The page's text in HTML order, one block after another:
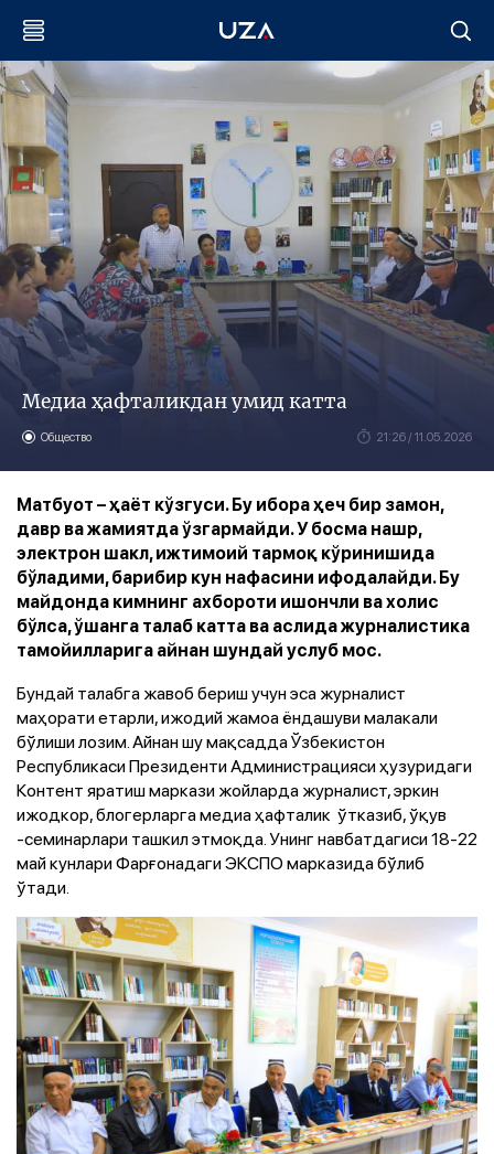
Медиа ҳафталикдан умид катта
Общество 21:26 / 11.05.2026
Матбуот – ҳаёт кўзгуси. Бу ибора ҳеч бир замон,
давр ва жамиятда ўзгармайди. У босма нашр,
электрон шакл, ижтимоий тармоқ кўринишида
бўладими, барибир кун нафасини ифодалайди. Бу
майдонда кимнинг ахбороти ишончли ва холис
бўлса, ўшанга талаб катта ва аслида журналистика
тамойилларига айнан шундай услуб мос.
Бундай талабга жавоб бериш учун эса журналист
маҳорати етарли, ижодий жамоа ёндашуви малакали
бўлиши лозим. Айнан шу мақсадда Ўзбекистон
Республикаси Президенти Администрацияси ҳузуридаги
Контент яратиш маркази жойларда журналист, эркин
ижодкор, блогерларга медиа ҳафталик ўтказиб, ўқув
-семинарлари ташкил этмоқда. Унинг навбатдагиси 18-22
май кунлари Фарғонадаги ЭКСПО марказида бўлиб
ўтади.